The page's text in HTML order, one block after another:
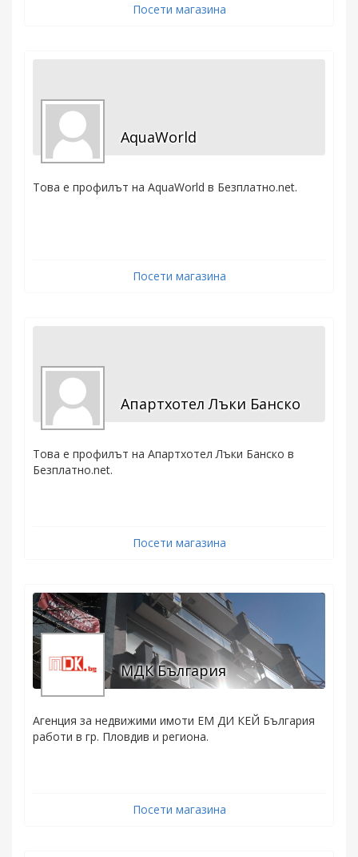
Посети магазина
AquaWorld
Това е профилът на AquaWorld в Безплатно.net.
Посети магазина
Апартхотел Лъки Банско
Това е профилът на Апартхотел Лъки Банско в
Безплатно.net.
Посети магазина
МДК България
Агенция за недвижими имоти ЕМ ДИ КЕЙ България
работи в гр. Пловдив и региона.
Посети магазина